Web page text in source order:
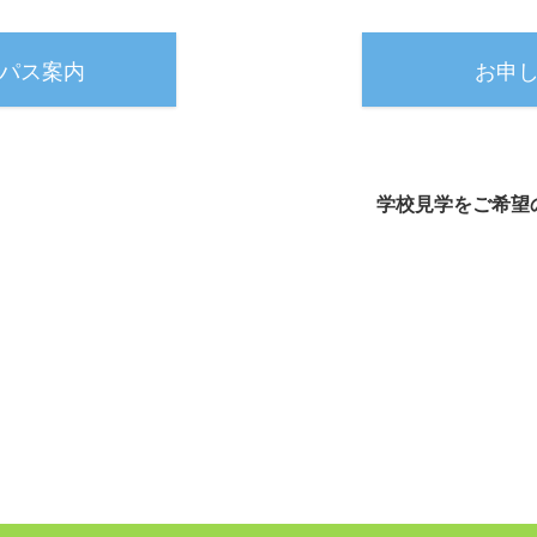
ス案内 お申
学校見学をご希